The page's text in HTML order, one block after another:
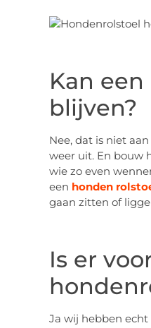
Kan
blijven?
Nee, dat is niet
weer uit. En bouw
wie zo even
een honden
gaan zitten of
Is er
Ja wij hebben echt